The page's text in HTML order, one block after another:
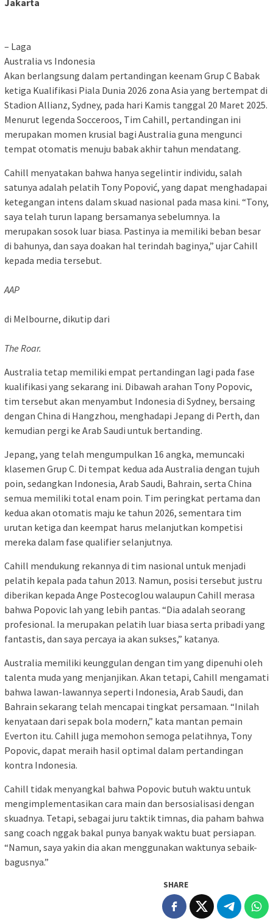
– Laga
Australia vs Indonesia
Akan berlangsung dalam pertandingan keenam Grup C Babak
ketiga Kualifikasi Piala Dunia 2026 zona Asia yang bertempat di
Stadion Allianz, Sydney, pada hari Kamis tanggal 20 Maret 2025.
Menurut legenda Socceroos, Tim Cahill, pertandingan ini
merupakan momen krusial bagi Australia guna mengunci
tempat otomatis menuju babak akhir tahun mendatang.
Cahill menyatakan bahwa hanya segelintir individu, salah
satunya adalah pelatih Tony Popović, yang dapat menghadapai
ketegangan intens dalam skuad nasional pada masa kini. “Tony,
saya telah turun lapang bersamanya sebelumnya. Ia
merupakan sosok luar biasa. Pastinya ia memiliki beban besar
di bahunya, dan saya doakan hal terindah baginya,” ujar Cahill
kepada media tersebut.
AAP
di Melbourne, dikutip dari
The Roar.
Australia tetap memiliki empat pertandingan lagi pada fase
kualifikasi yang sekarang ini. Dibawah arahan Tony Popovic,
tim tersebut akan menyambut Indonesia di Sydney, bersaing
dengan China di Hangzhou, menghadapi Jepang di Perth, dan
kemudian pergi ke Arab Saudi untuk bertanding.
Jepang, yang telah mengumpulkan 16 angka, memuncaki
klasemen Grup C. Di tempat kedua ada Australia dengan tujuh
poin, sedangkan Indonesia, Arab Saudi, Bahrain, serta China
semua memiliki total enam poin. Tim peringkat pertama dan
kedua akan otomatis maju ke tahun 2026, sementara tim
urutan ketiga dan keempat harus melanjutkan kompetisi
mereka dalam fase qualifier selanjutnya.
Cahill mendukung rekannya di tim nasional untuk menjadi
pelatih kepala pada tahun 2013. Namun, posisi tersebut justru
diberikan kepada Ange Postecoglou walaupun Cahill merasa
bahwa Popovic lah yang lebih pantas. “Dia adalah seorang
profesional. Ia merupakan pelatih luar biasa serta pribadi yang
fantastis, dan saya percaya ia akan sukses,” katanya.
Australia memiliki keunggulan dengan tim yang dipenuhi oleh
talenta muda yang menjanjikan. Akan tetapi, Cahill mengamati
bahwa lawan-lawannya seperti Indonesia, Arab Saudi, dan
Bahrain sekarang telah mencapai tingkat persamaan. “Inilah
kenyataan dari sepak bola modern,” kata mantan pemain
Everton itu. Cahill juga memohon semoga pelatihnya, Tony
Popovic, dapat meraih hasil optimal dalam pertandingan
kontra Indonesia.
Cahill tidak menyangkal bahwa Popovic butuh waktu untuk
mengimplementasikan cara main dan bersosialisasi dengan
skuadnya. Tetapi, sebagai juru taktik timnas, dia paham bahwa
sang coach nggak bakal punya banyak waktu buat persiapan.
“Namun, saya yakin dia akan menggunakan waktunya sebaik-
bagusnya.”
SHARE